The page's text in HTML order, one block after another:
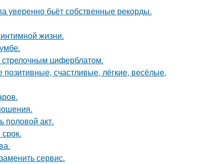
уверенно бьёт собственные рекорды.
жизни.
циферблатом.
счастливые, лёгкие, весёлые,
половой акт.
сервис.